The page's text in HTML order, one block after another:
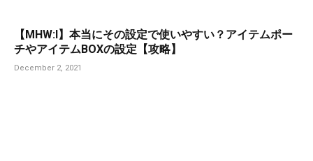
【MHW:I】本当にその設定で使いやすい？アイテムポー
チやアイテムBOXの設定【攻略】
December 2, 2021